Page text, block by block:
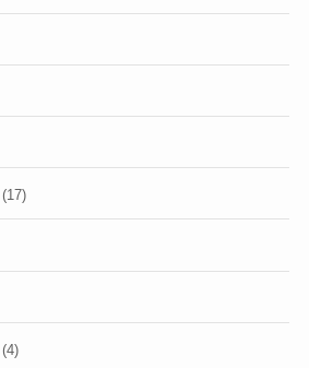
(17)
(4)